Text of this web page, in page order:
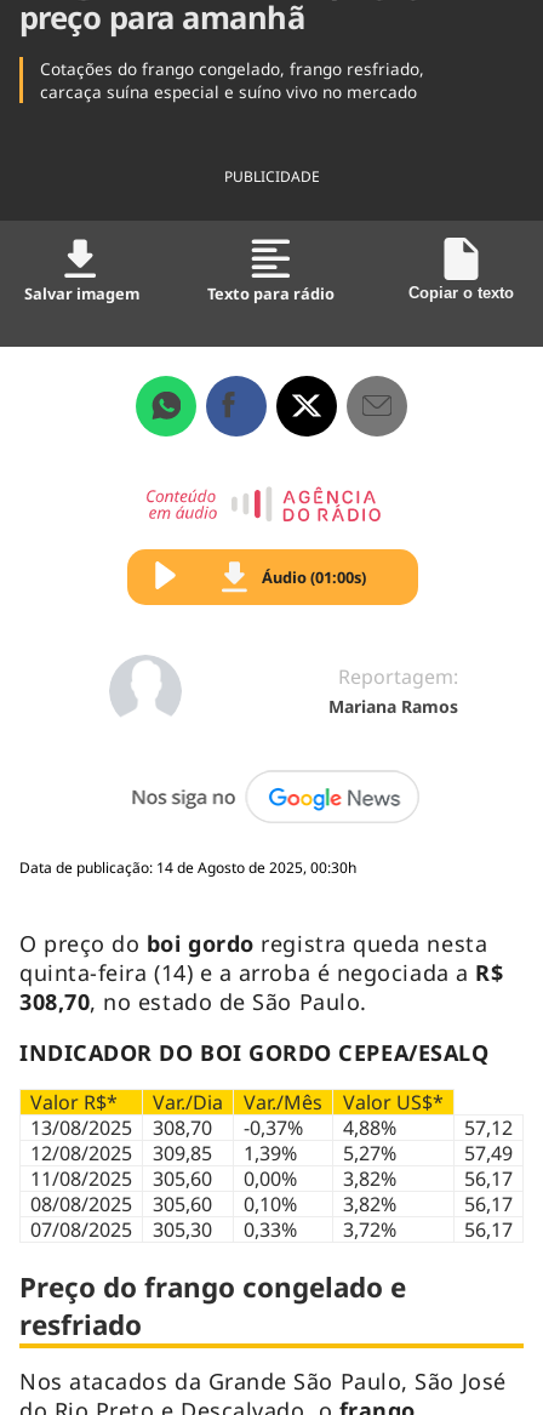
Cinema
Infraestrutura
Internacional
preço para amanhã
Cotações do frango congelado, frango resfriado,
carcaça suína especial e suíno vivo no mercado
PUBLICIDADE
Salvar imagem Texto para rádio Copiar o texto
Áudio (01:00s)
Reportagem:
Mariana Ramos
Data de publicação: 14 de Agosto de 2025, 00:30h
O preço do boi gordo registra queda nesta
quinta-feira (14) e a arroba é negociada a R$
308,70, no estado de São Paulo.
INDICADOR DO BOI GORDO CEPEA/ESALQ
Valor R$* Var./Dia Var./Mês
Valor US$*
13/08/2025
308,70 -0,37% 4,88%
57,12
12/08/2025
309,85 1,39% 5,27%
57,49
11/08/2025
305,60 0,00% 3,82%
56,17
08/08/2025
305,60 0,10% 3,82%
56,17
07/08/2025
305,30 0,33% 3,72% 56,17
Preço do frango congelado e
resfriado
Nos atacados da Grande São Paulo, São José